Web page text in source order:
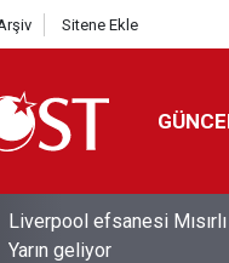
Sitene Ekle
Liverpool efsanesi
Yarın geliyor